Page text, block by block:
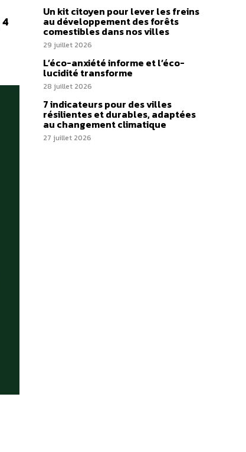
4
Un kit citoyen pour lever les freins
au développement des forêts
comestibles dans nos villes
29 juillet 2026
L’éco-anxiété informe et l’éco-
lucidité transforme
28 juillet 2026
7 indicateurs pour des villes
résilientes et durables, adaptées
au changement climatique
27 juillet 2026